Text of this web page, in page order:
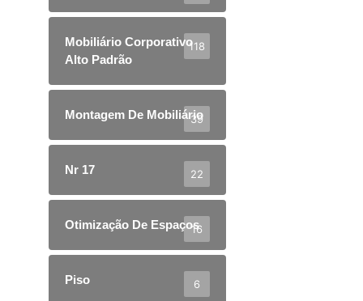
Mobiliário Corporativo
Alto Padrão
118
Montagem De Mobiliário
39
Nr 17 22
Otimização De Espaços
16
Piso 6